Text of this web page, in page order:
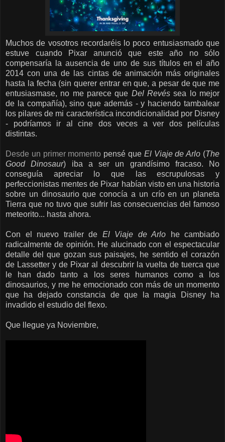
Muchos de vosotros recordaréis lo poco entusiasmado que
estuve cuando Pixar anunció que este año no sólo
compensaría la ausencia de uno de sus títulos en el año
2014 con una de las cintas de animación más originales
hasta la fecha (sin querer entrar en que, a pesar de que me
entusiasmase, no me parece que Del Revés sea lo mejor
de la compañía), sino que además - y haciendo tambalear
los pilares de mi característica incondicionalidad por Disney
- podríamos ir al cine dos veces a ver dos películas
distintas.
Desde un primer momento pensé que El Viaje de Arlo (The
Good Dinosaur) iba a ser un grandísimo fracaso. No
conseguía apreciar lo que las escrupulosas y
perfeccionistas mentes de Pixar habían visto en una historia
sobre un dinosaurio que conocía a un crío en un planeta
Tierra que no tuvo que sufrir las consecuencias del famoso
meteorito... hasta ahora.
Con el nuevo trailer de El Viaje de Arlo he cambiado
radicalmente de opinión. He alucinado con el espectacular
detalle del que gozan sus paisajes, he sentido el corazón
de Lassetter y de Pixar al descubrir la vuelta de tuerca que
le han dado tanto a los seres humanos como a los
dinosaurios, y me he emocionado con más de un momento
que ha dejado constancia de que la magia Disney ha
invadido el estudio del flexo.
Que llegue ya Noviembre,